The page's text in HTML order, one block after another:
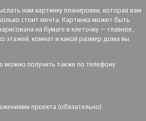
нам картинку планировки, которая вам
стоит мечта. Картинка может быть
на бумаге в клеточку — главное,
этажей, комнат и какой размер дома вы
получить также по телефону
проекта (обязательно)